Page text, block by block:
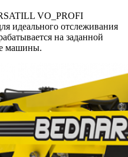
VO_PROFI
идеального отслеживания
на заданной
машины.